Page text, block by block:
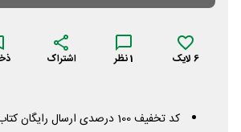
6 لایک 1نظر اشتراک
کد تخفیف 100 درصدی ارسال رایگان کتاب دیجی کالا